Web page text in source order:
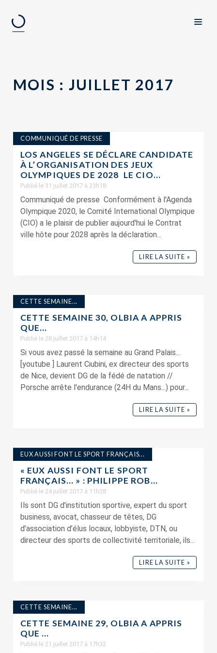
MOIS : JUILLET 2017
COMMUNIQUÉ DE PRESSE
LOS ANGELES SE DÉCLARE CANDIDATE
À L’ORGANISATION DES JEUX
OLYMPIQUES DE 2028  LE CIO...
Publié le 31 juillet 2017 à 23h18
Communiqué de presse Conformément à l'Agenda
Olympique 2020, le Comité International Olympique
(CIO) a le plaisir de publier aujourd'hui le Contrat
ville hôte pour 2028 après la déclaration...
LIRE LA SUITE »
CETTE SEMAINE...
CETTE SEMAINE 30, OLBIA A APPRIS
QUE…
Publié le 28 juillet 2017 à 14h14
Si vous avez passé la semaine au Grand Palais...
[youtube ] Laurent Ciubini, ex directeur des sports
de Nice, devient DG de la fédé de natation //
Porsche arrête l'endurance (24H du Mans...) pour...
LIRE LA SUITE »
EUX AUSSI FONT LE SPORT FRANÇAIS...
« EUX AUSSI FONT LE SPORT
FRANÇAIS… » : PHILIPPE ROB...
Publié le 24 juillet 2017 à 11h28
Ils sont DG d’institution sportive, expert du sport
business, avocat, chasseur de têtes, DG
d’association d’élus locaux, lobbyiste, DTN, ou
directeur des sports de collectivité territoriale, ils...
LIRE LA SUITE »
CETTE SEMAINE...
CETTE SEMAINE 29, OLBIA A APPRIS
QUE …
Publié le 21 juillet 2017 à 17h32